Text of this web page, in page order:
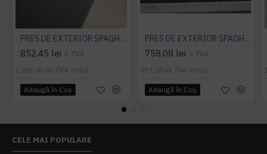
PRES DE EXTERIOR SPAGHETTI CITI 10 MM, CU STRAT SUPORT
852,45 lei + TVA
1.031,46 lei TVA inclus
Adaugă în Coş
PRES DE EXTERIOR SPAGHETTI CITI 14 MM, FARA STRAT SUPORT, CARBUNE
758,08 lei + TVA
917,28 lei TVA inclus
Adaugă în Coş
CELE MAI POPULARE